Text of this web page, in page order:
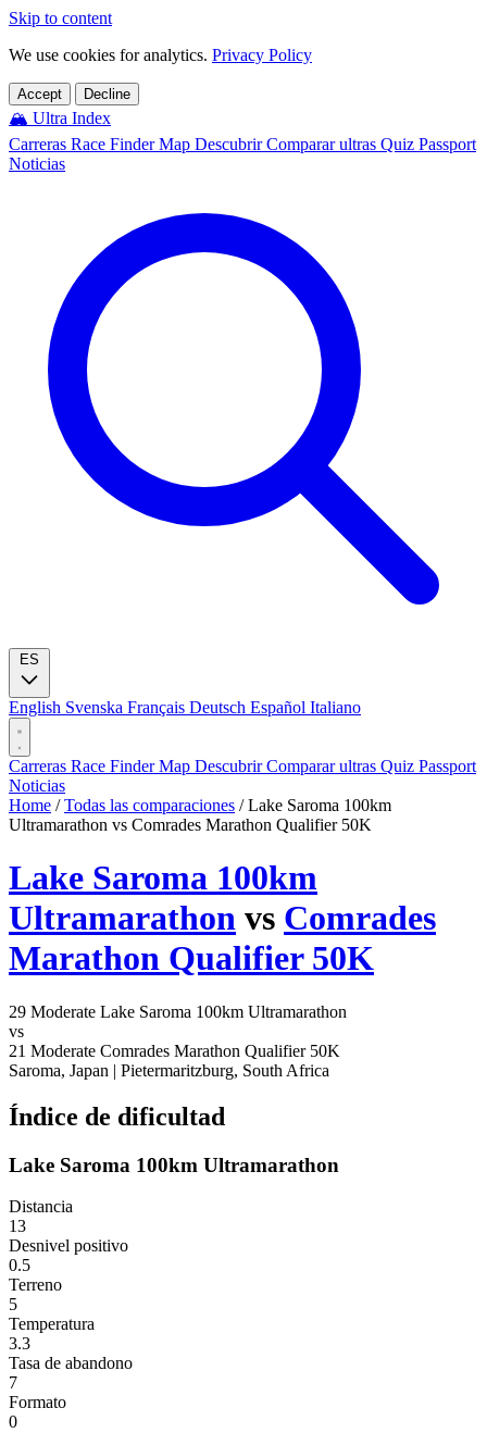
Skip to content
We use cookies for analytics. Privacy Policy
Accept Decline
🏔️ Ultra Index
Carreras Race FinderMap DescubrirComparar ultras Quiz Passport
Noticias
English Svenska Français Deutsch Español Italiano
Carreras Race FinderMap DescubrirComparar ultras Quiz Passport
Noticias
Home / Todas las comparaciones / Lake Saroma 100km
Ultramarathon vs Comrades Marathon Qualifier 50K
Lake Saroma 100km
Ultramarathon vs Comrades
Marathon Qualifier 50K
29 Moderate Lake Saroma 100km Ultramarathon
vs
21 Moderate Comrades Marathon Qualifier 50K
Saroma, Japan | Pietermaritzburg, South Africa
Índice de dificultad
Lake Saroma 100km Ultramarathon
Distancia
13
Desnivel positivo
0.5
Terreno
5
Temperatura
3.3
Tasa de abandono
7
Formato
0